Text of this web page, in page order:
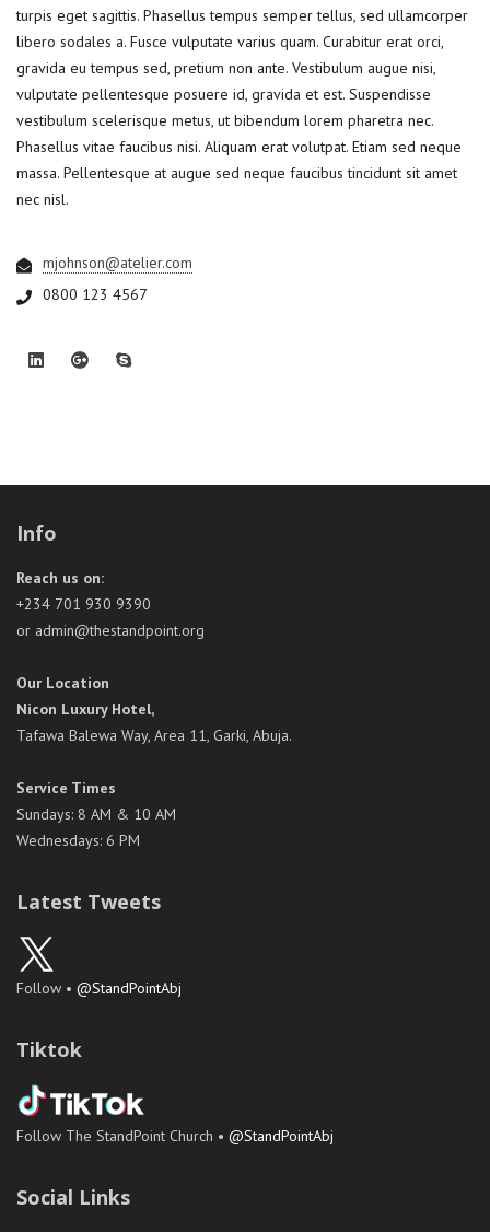
turpis eget sagittis. Phasellus tempus semper tellus, sed ullamcorper
libero sodales a. Fusce vulputate varius quam. Curabitur erat orci,
gravida eu tempus sed, pretium non ante. Vestibulum augue nisi,
vulputate pellentesque posuere id, gravida et est. Suspendisse
vestibulum scelerisque metus, ut bibendum lorem pharetra nec.
Phasellus vitae faucibus nisi. Aliquam erat volutpat. Etiam sed neque
massa. Pellentesque at augue sed neque faucibus tincidunt sit amet
nec nisl.
mjohnson@atelier.com
0800 123 4567
Info
Reach us on:
+234 701 930 9390
or admin@thestandpoint.org
Our Location
Nicon Luxury Hotel,
Tafawa Balewa Way, Area 11, Garki, Abuja.
Service Times
Sundays: 8 AM & 10 AM
Wednesdays: 6 PM
Latest Tweets
Follow • @StandPointAbj
Tiktok
Follow The StandPoint Church • @StandPointAbj
Social Links